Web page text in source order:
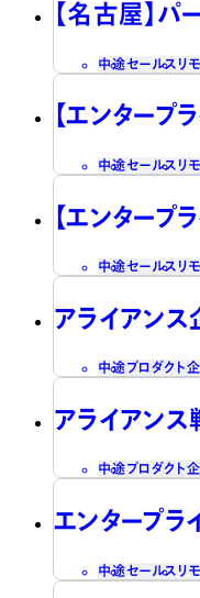
【名古屋】パ
中途セールス リ
【エンタープ
中途セールス リ
【エンター
中途セールス リ
アライアンス
中途プロダクト
アライアンス
中途プロダクト
エンタープラ
中途セールス リ